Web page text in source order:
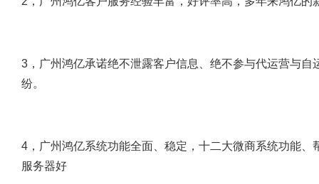
3，广州鸿亿承诺绝不泄露客户信息、绝不参与代运营与
纷。
4，广州鸿亿系统功能全面、稳定，十二大微商系统功
服务器好